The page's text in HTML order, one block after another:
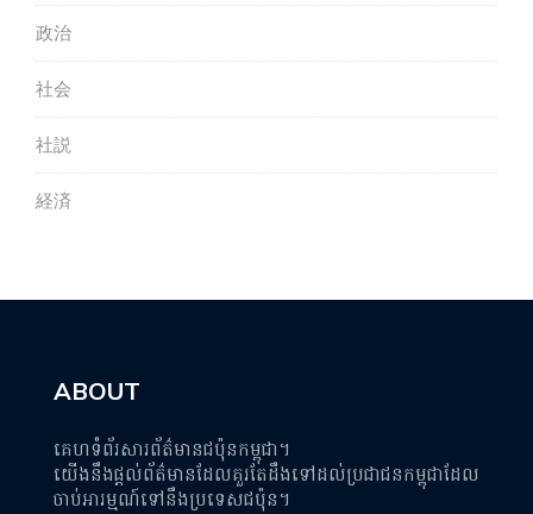
政治
社会
社説
経済
ABOUT
គេហទំព័រសារព័ត៌មានជប៉ុនកម្ពុជា។
យើងនឹងផ្តល់ព័ត៌មានដែលគួរតែដឹងទៅដល់ប្រជាជនកម្ពុជាដែល
ចាប់អារម្មណ៍ទៅនឹងប្រទេសជប៉ុន។